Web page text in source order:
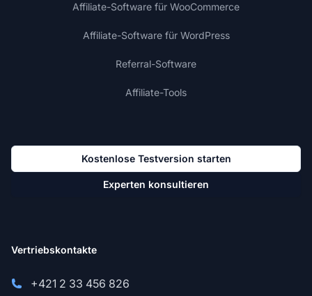
Affiliate-Software für WooCommerce
Affiliate-Software für WordPress
Referral-Software
Affiliate-Tools
Kostenlose Testversion starten
Experten konsultieren
Vertriebskontakte
+421 2 33 456 826